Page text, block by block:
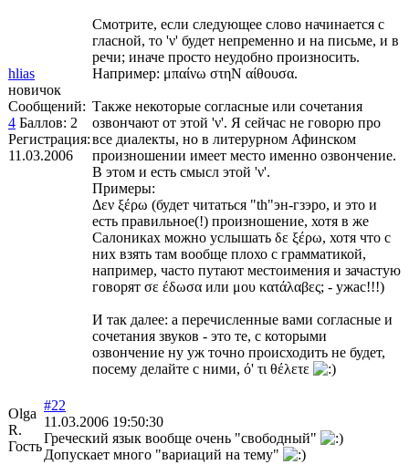
hlias
новичок
Сообщений:
4 Баллов: 2
Регистрация:
11.03.2006
Смотрите, если следующее слово начинается с
гласной, то 'ν' будет непременно и на письме, и в
речи; иначе просто неудобно произносить.
Например: μπαίνω στηΝ αίθουσα.
Также некоторые согласные или сочетания
озвончают от этой 'ν'. Я сейчас не говорю про
все диалекты, но в литерурном Афинском
произношении имеет место именно озвончение.
В этом и есть смысл этой 'ν'.
Примеры:
Δεν ξέρω (будет читаться "th"эн-гзэро, и это и
есть правильное(!) произношение, хотя в же
Салониках можно услышать δε ξέρω, хотя что с
них взять там вообще плохо с грамматикой,
например, часто путают местоимения и зачастую
говорят σε έδωσα или μου κατάλαβες; - ужас!!!)
И так далее: а перечисленные вами согласные и
сочетания звуков - это те, с которыми
озвончение ну уж точно происходить не будет,
посему делайте с ними, ό' τι θέλετε
Olga
R.
Гость
#22
11.03.2006 19:50:30
Греческий язык вообще очень "свободный"
Допускает много "вариаций на тему"